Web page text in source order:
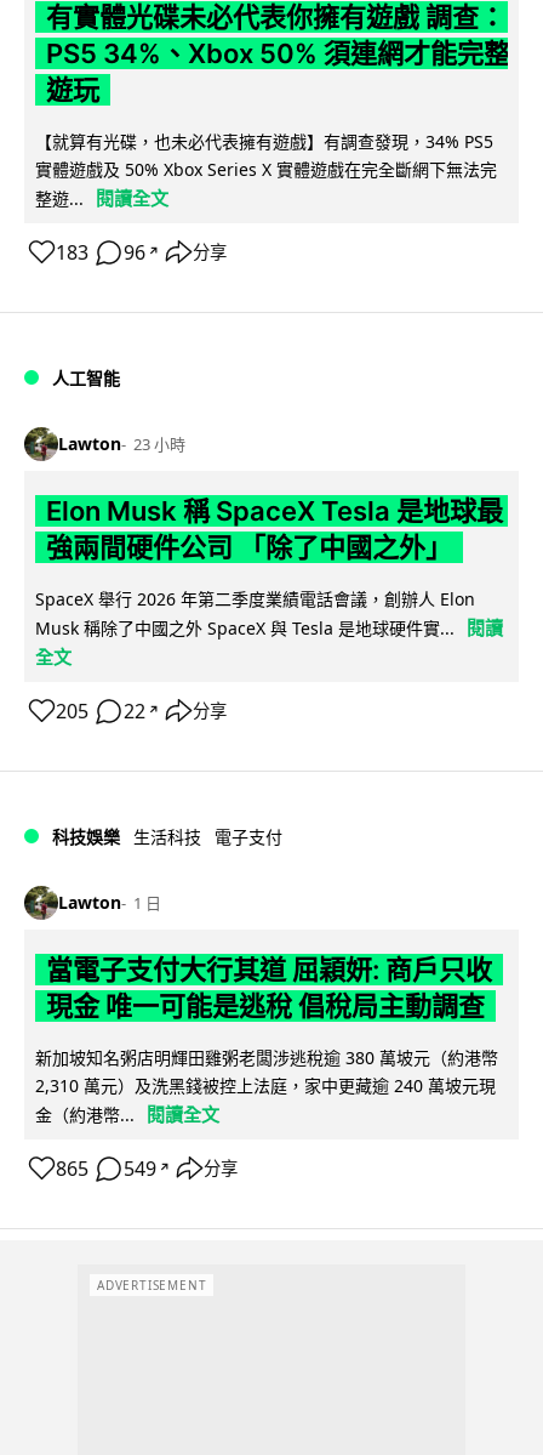
有實體光碟未必代表你擁有遊戲 調查：
PS5 34%、Xbox 50% 須連網才能完整
遊玩
【就算有光碟，也未必代表擁有遊戲】有調查發現，34% PS5
實體遊戲及 50% Xbox Series X 實體遊戲在完全斷網下無法完
整遊...
閱讀全文
183 96 ↗ 分享
人工智能
Lawton 23 小時
Elon Musk 稱 SpaceX Tesla 是地球最
強兩間硬件公司 「除了中國之外」
SpaceX 舉行 2026 年第二季度業績電話會議，創辦人 Elon
Musk 稱除了中國之外 SpaceX 與 Tesla 是地球硬件實...
閱讀
全文
205 22 ↗ 分享
科技娛樂 生活科技 電子支付
Lawton 1 日
當電子支付大行其道 屈穎妍: 商戶只收
現金 唯一可能是逃稅 倡稅局主動調查
新加坡知名粥店明輝田雞粥老闆涉逃稅逾 380 萬坡元（約港幣
2,310 萬元）及洗黑錢被控上法庭，家中更藏逾 240 萬坡元現
金（約港幣...
閱讀全文
865 549 ↗ 分享
ADVERTISEMENT